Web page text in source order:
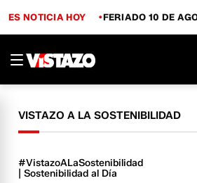
ES NOTICIA HOY FERIADO 10 DE
VISTAZO A LA SOSTENIBILIDAD
#VistazoALaSostenibilidad
| Sostenibilidad al Día